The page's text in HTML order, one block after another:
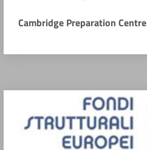
Cambridge Preparation Centre